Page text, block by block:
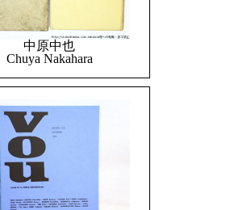
中原中也
Chuya Nakahara